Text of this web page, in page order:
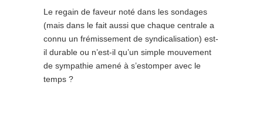
Le regain de faveur noté dans les sondages
(mais dans le fait aussi que chaque centrale a
connu un frémissement de syndicalisation) est-
il durable ou n’est-il qu’un simple mouvement
de sympathie amené à s’estomper avec le
temps ?